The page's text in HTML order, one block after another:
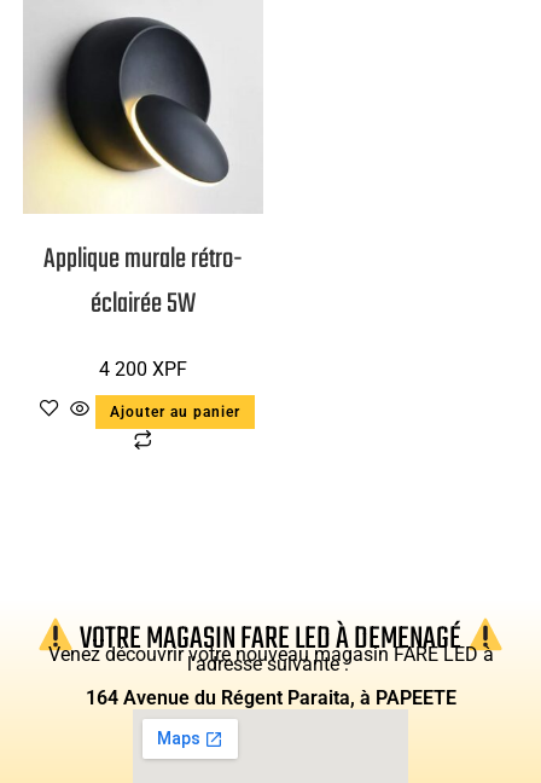
Applique murale rétro-
éclairée 5W
4 200 XPF
Ajouter au panier
VOTRE MAGASIN FARE LED À DEMENAGÉ
Venez découvrir votre nouveau magasin FARE LED à
l’adresse suivante :
164 Avenue du Régent Paraita, à PAPEETE